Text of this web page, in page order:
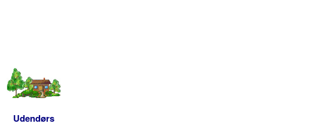
Udendørs